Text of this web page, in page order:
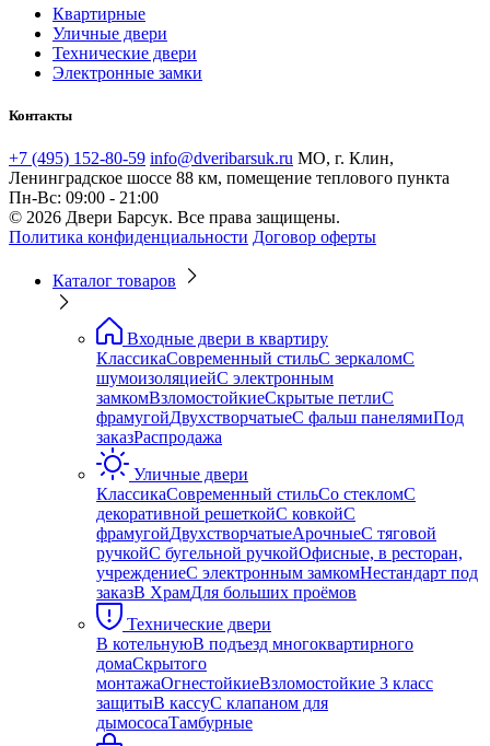
Квартирные
Уличные двери
Технические двери
Электронные замки
Контакты
+7 (495) 152-80-59 info@dveribarsuk.ru МО, г. Клин,
Ленинградское шоссе 88 км, помещение теплового пункта
Пн-Вс: 09:00 - 21:00
© 2026 Двери Барсук. Все права защищены.
Политика конфиденциальности Договор оферты
Каталог товаров
Входные двери в квартиру
КлассикаСовременный стильС зеркаломС
шумоизоляциейС электронным
замкомВзломостойкиеСкрытые петлиС
фрамугойДвухстворчатыеС фальш панелямиПод
заказРаспродажа
Уличные двери
КлассикаСовременный стильСо стекломС
декоративной решеткойС ковкойС
фрамугойДвухстворчатыеАрочныеС тяговой
ручкойС бугельной ручкойОфисные, в ресторан,
учреждениеС электронным замкомНестандарт под
заказВ ХрамДля больших проёмов
Технические двери
В котельнуюВ подъезд многоквартирного
домаСкрытого
монтажаОгнестойкиеВзломостойкие 3 класс
защитыВ кассуС клапаном для
дымососаТамбурные